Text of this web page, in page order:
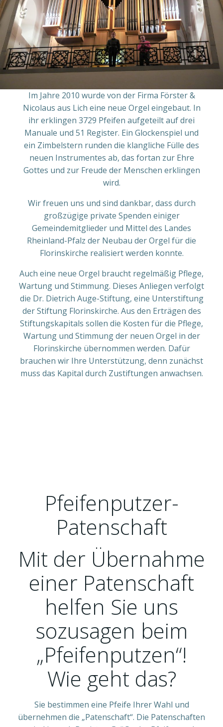
Im Jahre 2010 wurde von der Firma Förster &
Nicolaus aus Lich eine neue Orgel eingebaut. In
ihr erklingen 3729 Pfeifen aufgeteilt auf drei
Manuale und 51 Register. Ein Glockenspiel und
ein Zimbelstern runden die klangliche Fülle des
neuen Instrumentes ab, das fortan zur Ehre
Gottes und zur Freude der Menschen erklingen
wird.
Wir freuen uns und sind dankbar, dass durch
großzügige private Spenden einiger
Gemeindemitglieder und Mittel des Landes
Rheinland-Pfalz der Neubau der Orgel für die
Florinskirche realisiert werden konnte.
Auch eine neue Orgel braucht regelmäßig Pflege,
Wartung und Stimmung. Dieses Anliegen verfolgt
die Dr. Dietrich Auge-Stiftung, eine Unterstiftung
der Stiftung Florinskirche. Aus den Erträgen des
Stiftungskapitals sollen die Kosten für die Pflege,
Wartung und Stimmung der neuen Orgel in der
Florinskirche übernommen werden. Dafür
brauchen wir Ihre Unterstützung, denn zunächst
muss das Kapital durch Zustiftungen anwachsen.
Pfeifenputzer-
Patenschaft
Mit der Übernahme
einer Patenschaft
helfen Sie uns
sozusagen beim
„Pfeifenputzen“!
Wie geht das?
Sie bestimmen eine Pfeife Ihrer Wahl und
übernehmen die „Patenschaft“. Die Patenschaften